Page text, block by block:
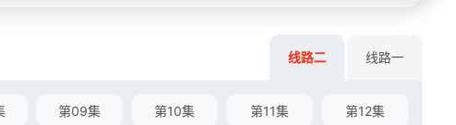
线路二 线路一
第09集 第10集 第11集 第12集